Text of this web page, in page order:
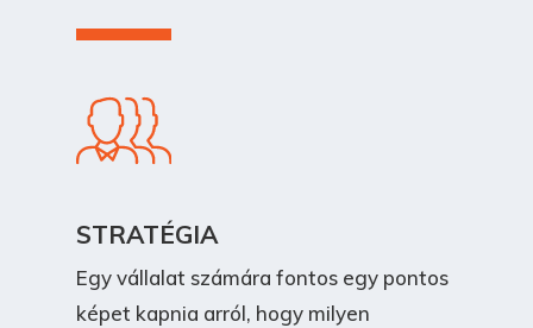
STRATÉGIA
Egy vállalat számára fontos egy pontos
képet kapnia arról, hogy milyen